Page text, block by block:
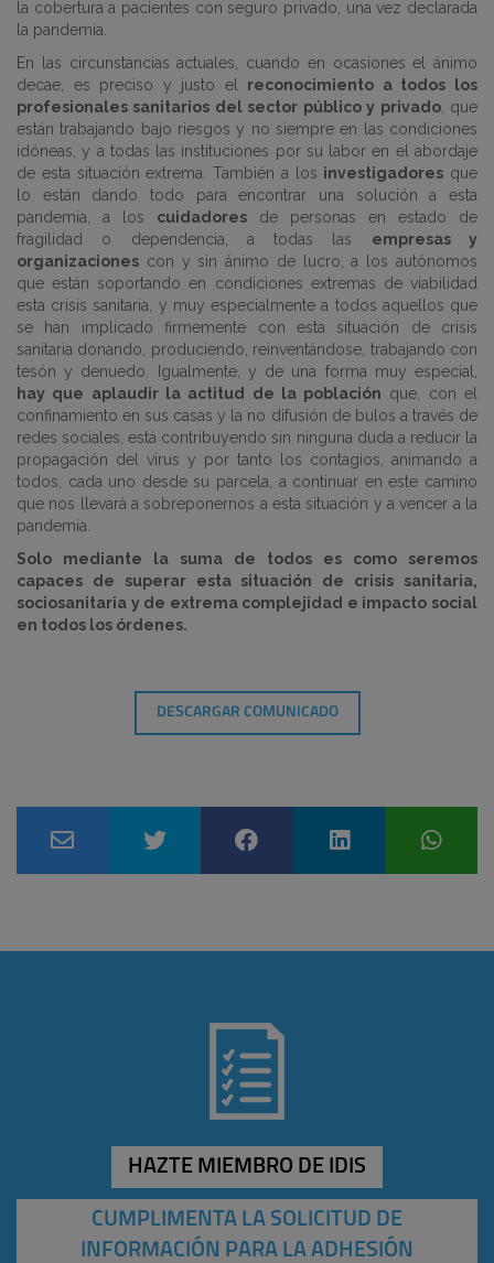
la cobertura a pacientes con seguro privado, una vez declarada
la pandemia.
En las circunstancias actuales, cuando en ocasiones el ánimo
decae, es preciso y justo el reconocimiento a todos los
profesionales sanitarios del sector público y privado, que
están trabajando bajo riesgos y no siempre en las condiciones
idóneas, y a todas las instituciones por su labor en el abordaje
de esta situación extrema. También a los investigadores que
lo están dando todo para encontrar una solución a esta
pandemia, a los cuidadores de personas en estado de
fragilidad o dependencia, a todas las empresas y
organizaciones con y sin ánimo de lucro, a los autónomos
que están soportando en condiciones extremas de viabilidad
esta crisis sanitaria, y muy especialmente a todos aquellos que
se han implicado firmemente con esta situación de crisis
sanitaria donando, produciendo, reinventándose, trabajando con
tesón y denuedo. Igualmente, y de una forma muy especial,
hay que aplaudir la actitud de la población que, con el
confinamiento en sus casas y la no difusión de bulos a través de
redes sociales, está contribuyendo sin ninguna duda a reducir la
propagación del virus y por tanto los contagios, animando a
todos, cada uno desde su parcela, a continuar en este camino
que nos llevará a sobreponernos a esta situación y a vencer a la
pandemia.
Solo mediante la suma de todos es como seremos
capaces de superar esta situación de crisis sanitaria,
sociosanitaria y de extrema complejidad e impacto social
en todos los órdenes.
DESCARGAR COMUNICADO
HAZTE MIEMBRO DE IDIS
CUMPLIMENTA LA SOLICITUD DE
INFORMACIÓN PARA LA ADHESIÓN